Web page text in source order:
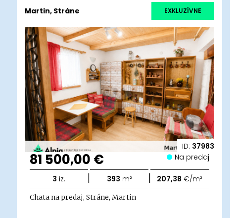
ID: 37983
Martin, Stráne EXKLUZÍVNE
81 500,00 € Na predaj
3 iz. | 393 m² | 207,38 €/m²
Chata na predaj, Stráne, Martin